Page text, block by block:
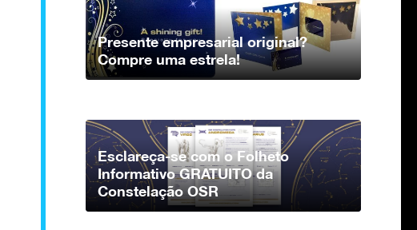
Presente empresarial original?
Compre uma estrela!
Esclareça-se com o Folheto
Informativo GRATUITO da
Constelação OSR